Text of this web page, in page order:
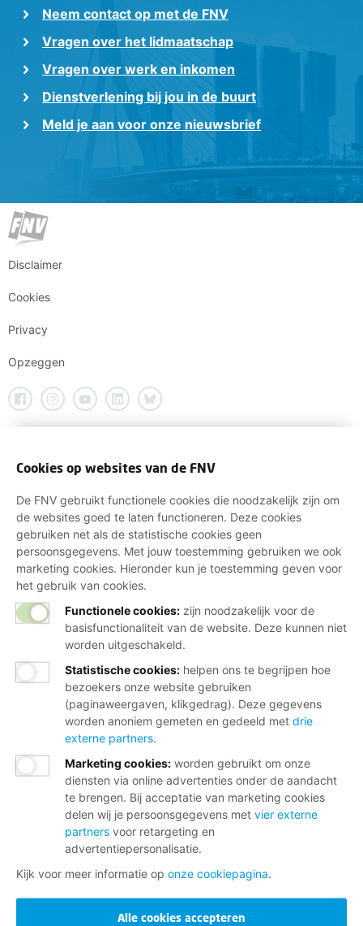
Neem contact op met de FNV
Vragen over het lidmaatschap
Vragen over werk en inkomen
Dienstverlening bij jou in de buurt
Meld je aan voor onze nieuwsbrief
Disclaimer
Cookies
Privacy
Opzeggen
Cookies op websites van de FNV
De FNV gebruikt functionele cookies die noodzakelijk zijn om
de websites goed te laten functioneren. Deze cookies
gebruiken net als de statistische cookies geen
persoonsgegevens. Met jouw toestemming gebruiken we ook
marketing cookies. Hieronder kun je toestemming geven voor
het gebruik van cookies.
Functionele cookies: zijn noodzakelijk voor de
basisfunctionaliteit van de website. Deze kunnen niet
worden uitgeschakeld.
Statistische cookies: helpen ons te begrijpen hoe
bezoekers onze website gebruiken
(paginaweergaven, klikgedrag). Deze gegevens
worden anoniem gemeten en gedeeld met drie
externe partners.
Marketing cookies: worden gebruikt om onze
diensten via online advertenties onder de aandacht
te brengen. Bij acceptatie van marketing cookies
delen wij je persoonsgegevens met vier externe
partners voor retargeting en
advertentiepersonalisatie.
Kijk voor meer informatie op onze cookiepagina.
Alle cookies accepteren